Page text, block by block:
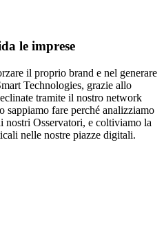
le imprese
il proprio brand e nel generare
Technologies, grazie allo
tramite il nostro network
fare perché analizziamo
nostri Osservatori, e coltiviamo la
nelle nostre piazze digitali.